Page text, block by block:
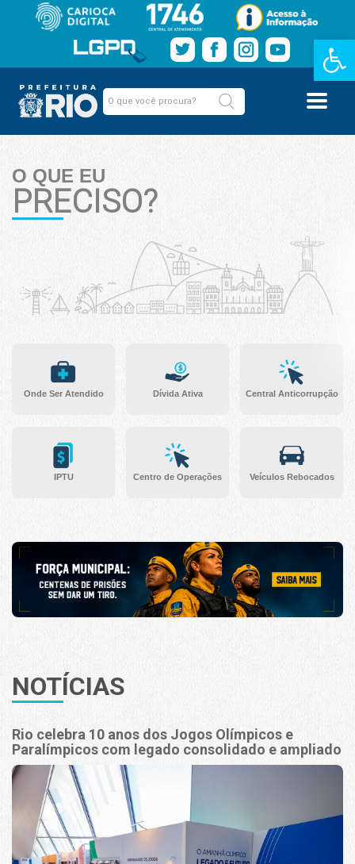
Barra de
O QUE EU
PRECISO?
Onde Ser Atendido
IPTU
Dívida Ativa
Centro de Operações
Central Anticorrupção
Veículos Rebocados
NOTÍCIAS
Rio celebra 10 anos dos Jogos Olímpicos e
Paralímpicos com legado consolidado e ampliado